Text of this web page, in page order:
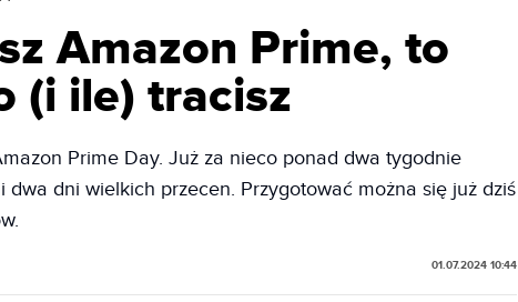
Amazon Prime, to
(i ile) tracisz
Prime Day. Już za nieco ponad dwa tygodnie
dni wielkich przecen. Przygotować można się już dziś
01.07.2024 10:44